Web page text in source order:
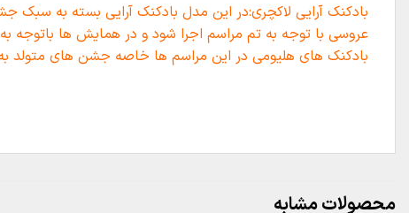
بادکنک آرایی لاکچری:در این مدل بادکنک آرایی بسته به سبک
عروسی با توجه به تم مراسم اجرا شود و در همایش ها باتوجه
بادکنک های هلیومی در این مراسم ها خاصه جشن های
محصولات مشابه